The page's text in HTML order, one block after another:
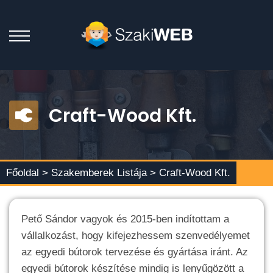
Craft-Wood Kft.
Főoldal > Szakemberek Listája > Craft-Wood Kft.
Pető Sándor vagyok és 2015-ben indítottam a
vállalkozást, hogy kifejezhessem szenvedélyemet
az egyedi bútorok tervezése és gyártása iránt. Az
egyedi bútorok készítése mindig is lenyűgözött a